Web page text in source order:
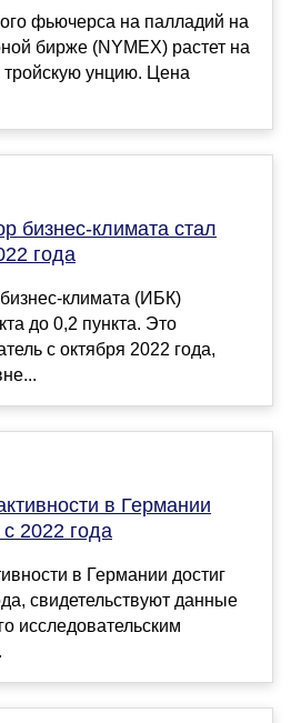
фьючерса на палладий на
бирже (NYMEX) растет на
тройскую унцию. Цена
бизнес-климата стал
года
климата (ИБК)
до 0,2 пункта. Это
с октября 2022 года,
в Германии
2022 года
в Германии достиг
свидетельствуют данные
исследовательским